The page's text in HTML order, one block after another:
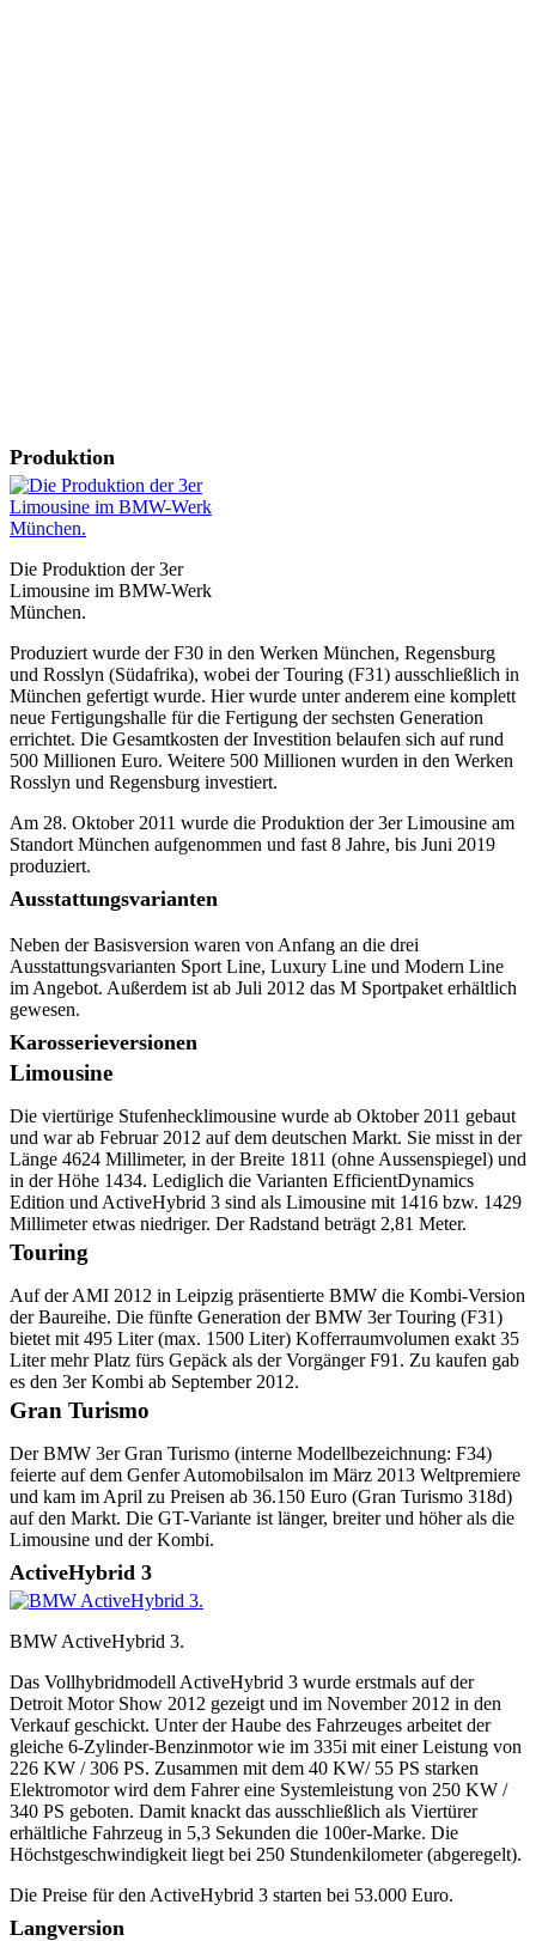
Produktion
Die Produktion der 3er
Limousine im BMW-Werk
München.
Produziert wurde der F30 in den Werken München, Regensburg
und Rosslyn (Südafrika), wobei der Touring (F31) ausschließlich in
München gefertigt wurde. Hier wurde unter anderem eine komplett
neue Fertigungshalle für die Fertigung der sechsten Generation
errichtet. Die Gesamtkosten der Investition belaufen sich auf rund
500 Millionen Euro. Weitere 500 Millionen wurden in den Werken
Rosslyn und Regensburg investiert.
Am 28. Oktober 2011 wurde die Produktion der 3er Limousine am
Standort München aufgenommen und fast 8 Jahre, bis Juni 2019
produziert.
Ausstattungsvarianten
Neben der Basisversion waren von Anfang an die drei
Ausstattungsvarianten Sport Line, Luxury Line und Modern Line
im Angebot. Außerdem ist ab Juli 2012 das M Sportpaket erhältlich
gewesen.
Karosserieversionen
Limousine
Die viertürige Stufenhecklimousine wurde ab Oktober 2011 gebaut
und war ab Februar 2012 auf dem deutschen Markt. Sie misst in der
Länge 4624 Millimeter, in der Breite 1811 (ohne Aussenspiegel) und
in der Höhe 1434. Lediglich die Varianten EfficientDynamics
Edition und ActiveHybrid 3 sind als Limousine mit 1416 bzw. 1429
Millimeter etwas niedriger. Der Radstand beträgt 2,81 Meter.
Touring
Auf der AMI 2012 in Leipzig präsentierte BMW die Kombi-Version
der Baureihe. Die fünfte Generation der BMW 3er Touring (F31)
bietet mit 495 Liter (max. 1500 Liter) Kofferraumvolumen exakt 35
Liter mehr Platz fürs Gepäck als der Vorgänger F91. Zu kaufen gab
es den 3er Kombi ab September 2012.
Gran Turismo
Der BMW 3er Gran Turismo (interne Modellbezeichnung: F34)
feierte auf dem Genfer Automobilsalon im März 2013 Weltpremiere
und kam im April zu Preisen ab 36.150 Euro (Gran Turismo 318d)
auf den Markt. Die GT-Variante ist länger, breiter und höher als die
Limousine und der Kombi.
ActiveHybrid 3
BMW ActiveHybrid 3.
Das Vollhybridmodell ActiveHybrid 3 wurde erstmals auf der
Detroit Motor Show 2012 gezeigt und im November 2012 in den
Verkauf geschickt. Unter der Haube des Fahrzeuges arbeitet der
gleiche 6-Zylinder-Benzinmotor wie im 335i mit einer Leistung von
226 KW / 306 PS. Zusammen mit dem 40 KW/ 55 PS starken
Elektromotor wird dem Fahrer eine Systemleistung von 250 KW /
340 PS geboten. Damit knackt das ausschließlich als Viertürer
erhältliche Fahrzeug in 5,3 Sekunden die 100er-Marke. Die
Höchstgeschwindigkeit liegt bei 250 Stundenkilometer (abgeregelt).
Die Preise für den ActiveHybrid 3 starten bei 53.000 Euro.
Langversion